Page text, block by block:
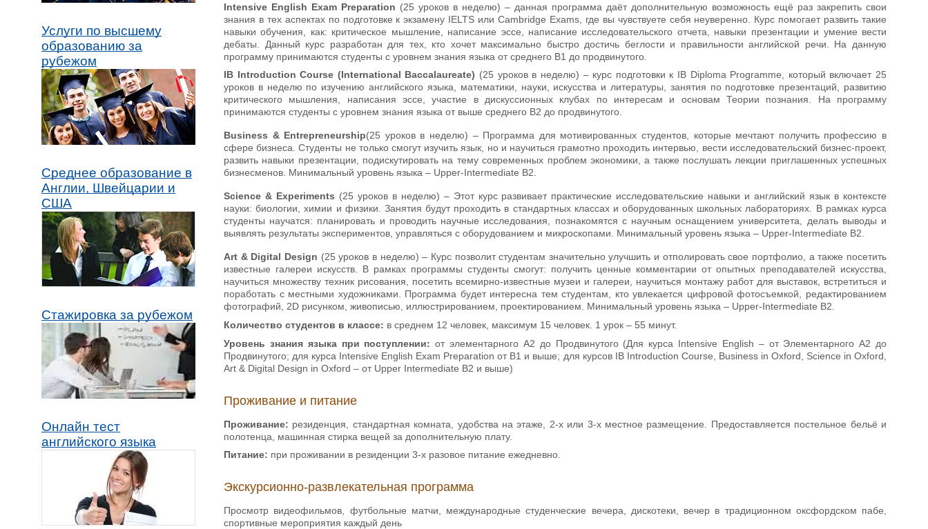
Услуги по высшему
образованию за
рубежом
Среднее образование в
Англии, Швейцарии и
США
Стажировка за рубежом
Онлайн тест
английского языка
Intensive English Exam Preparation (25 уроков в неделю) – данная программа даёт дополнительную возможность ещё раз закрепить свои
знания в тех аспектах по подготовке к экзамену IELTS или Cambridge Exams, где вы чувствуете себя неуверенно. Курс помогает развить такие
навыки обучения, как: критическое мышление, написание эссе, написание исследовательского отчета, навыки презентации и умение вести
дебаты. Данный курс разработан для тех, кто хочет максимально быстро достичь беглости и правильности английской речи. На данную
программу принимаются студенты с уровнем знания языка от среднего В1 до продвинутого.
IB Introduction Course (International Baccalaureate) (25 уроков в неделю) – курс подготовки к IB Diploma Programme, который включает 25
уроков в неделю по изучению английского языка, математики, науки, искусства и литературы, занятия по подготовке презентаций, развитию
критического мышления, написания эссе, участие в дискуссионных клубах по интересам и основам Теории познания. На программу
принимаются студенты с уровнем знания языка от выше среднего В2 до продвинутого.
Business & Entrepreneurship(25 уроков в неделю) – Программа для мотивированных студентов, которые мечтают получить профессию в
сфере бизнеса. Студенты не только смогут изучить язык, но и научиться грамотно проходить интервью, вести исследовательский бизнес-проект,
развить навыки презентации, подискутировать на тему современных проблем экономики, а также послушать лекции приглашенных успешных
бизнесменов. Минимальный уровень языка – Upper-Intermediate В2.
Science & Experiments (25 уроков в неделю) – Этот курс развивает практические исследовательские навыки и английский язык в контексте
науки: биологии, химии и физики. Занятия будут проходить в стандартных классах и оборудованных школьных лабораториях. В рамках курса
студенты научатся: планировать и проводить научные исследования, познакомятся с научным оснащением университета, делать выводы и
выявлять результаты экспериментов, управляться с оборудованием и микроскопами. Минимальный уровень языка – Upper-Intermediate В2.
Art & Digital Design (25 уроков в неделю) – Курс позволит студентам значительно улучшить и отполировать свое портфолио, а также посетить
известные галереи искусств. В рамках программы студенты смогут: получить ценные комментарии от опытных преподавателей искусства,
научиться множеству техник рисования, посетить всемирно-известные музеи и галереи, научиться монтажу работ для выставок, встретиться и
поработать с местными художниками. Программа будет интересна тем студентам, кто увлекается цифровой фотосъемкой, редактированием
фотографий, 2D рисунком, живописью, иллюстрированием, проектированием. Минимальный уровень языка – Upper-Intermediate В2.
Количество студентов в классе: в среднем 12 человек, максимум 15 человек. 1 урок – 55 минут.
Уровень знания языка при поступлении:от элементарного А2 до Продвинутого (Для курса Intensive English – от Элементарного А2 до
Продвинутого; для курса Intensive English Exam Preparation от В1 и выше; для курсов IB Introduction Course, Business in Oxford, Science in Oxford,
Art & Digital Design in Oxford – от Upper Intermediate B2 и выше)
Проживание и питание
Проживание: резиденция, стандартная комната, удобства на этаже, 2-х или 3-х местное размещение. Предоставляется постельное бельё и
полотенца, машинная стирка вещей за дополнительную плату.
Питание: при проживании в резиденции 3-х разовое питание ежедневно.
Экскурсионно-развлекательная программа
Просмотр видеофильмов, футбольные матчи, международные студенческие вечера, дискотеки, вечер в традиционном оксфордском пабе,
спортивные мероприятия каждый день